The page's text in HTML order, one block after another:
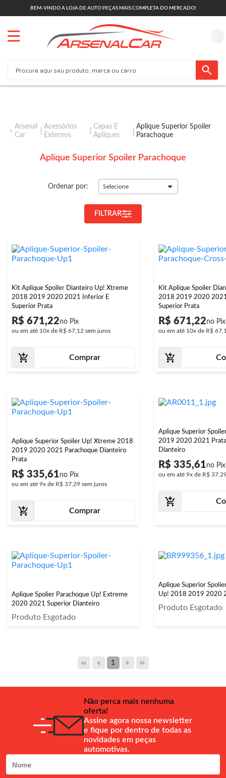
BEM-VINDO A LOJA DE AUTO PEÇAS MAIS COMPLETA DO MERCADO!
Arsenal
Car
Acessórios
Externos
Capas E
Apliques
Aplique Superior Spoiler
Parachoque
Aplique Superior Spoiler Parachoque
Ordenar por: Selecione
FILTRAR
Kit Aplique Spoiler Dianteiro Up! Xtreme
2018 2019 2020 2021 Inferior E
Superior Prata
R$ 671,22
ou em até 10x de R$ 67,12 sem juros
Comprar
Kit Aplique Spoiler
2018 2019 2020
Superior Prata
R$ 671,22
ou em até 10x de R$
Aplique Superior Spoiler Up! Xtreme 2018
2019 2020 2021 Parachoque Dianteiro
Prata
R$ 335,61
ou em até 9x de R$ 37,29 sem juros
Comprar
Aplique Superior
2019 2020 2021 Prata
Dianteiro
R$ 335,61
ou em até 9x de R$
Aplique Spolier Parachoque Up! Extreme
2020 2021 Superior Dianteiro
Produto Esgotado
Aplique Superior
Up! 2018 2019 2020
Produto Esgotado
1
Não perca mais nenhuma
oferta!
Assine agora nossa newsletter
e fique por dentro de todas as
novidades em peças
automotivas.